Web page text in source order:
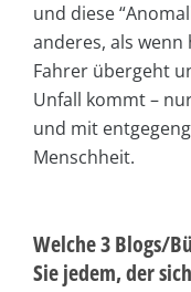
und diese
anderes, als
Fahrer übergeht
Unfall kommt –
und mit
Menschheit.
Welche 3 Blogs/
Sie jedem, der